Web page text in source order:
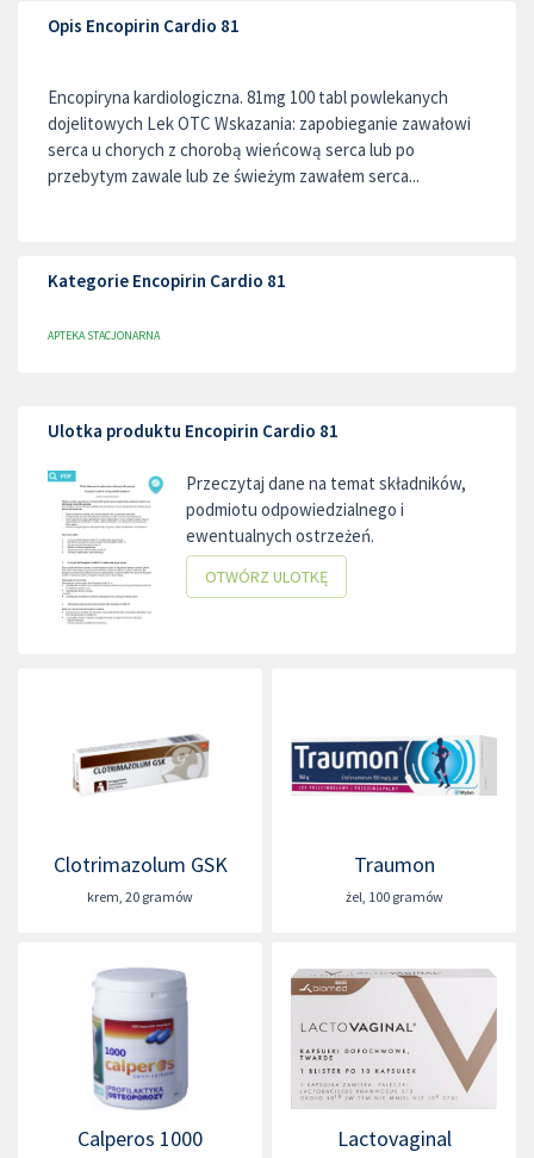
Opis Encopirin Cardio 81
Encopiryna kardiologiczna. 81mg 100 tabl powlekanych
dojelitowych Lek OTC Wskazania: zapobieganie zawałowi
serca u chorych z chorobą wieńcową serca lub po
przebytym zawale lub ze świeżym zawałem serca...
Kategorie Encopirin Cardio 81
APTEKA STACJONARNA
Ulotka produktu Encopirin Cardio 81
Przeczytaj dane na temat składników,
podmiotu odpowiedzialnego i
ewentualnych ostrzeżeń.
OTWÓRZ ULOTKĘ
Clotrimazolum GSK
krem 20 gramów
Traumon
żel 100 gramów
Calperos 1000 Lactovaginal